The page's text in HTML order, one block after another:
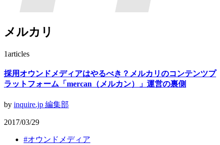
メルカリ
1articles
採用オウンドメディアはやるべき？メルカリのコンテンツプ
ラットフォーム「mercan（メルカン）」運営の裏側
by inquire.jp 編集部
2017/03/29
#オウンドメディア